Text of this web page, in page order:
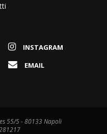
INSTAGRAM
EMAIL
55/5 - 80133 Napoli